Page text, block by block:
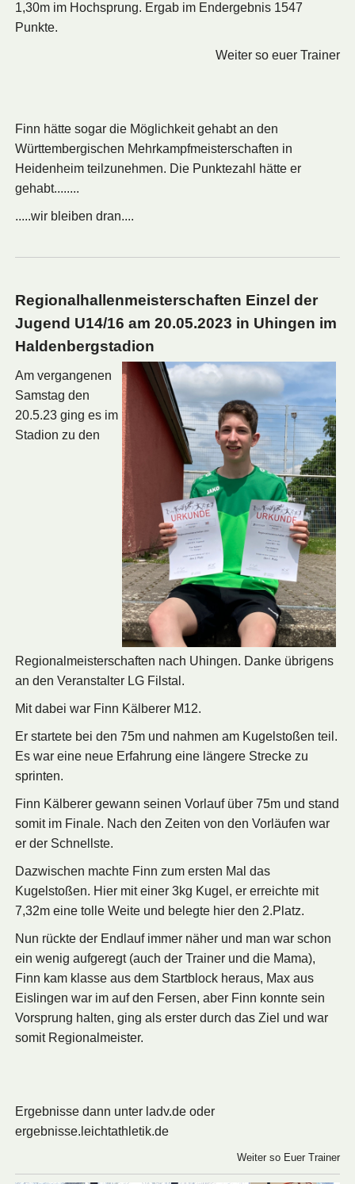
1,30m im Hochsprung. Ergab im Endergebnis 1547
Punkte.
Weiter so euer Trainer
Finn hätte sogar die Möglichkeit gehabt an den
Württembergischen Mehrkampfmeisterschaften in
Heidenheim teilzunehmen. Die Punktezahl hätte er
gehabt........
.....wir bleiben dran....
Regionalhallenmeisterschaften Einzel der
Jugend U14/16 am 20.05.2023 in Uhingen im
Haldenbergstadion
Am vergangenen
Samstag den
20.5.23 ging es im
Stadion zu den
Regionalmeisterschaften nach Uhingen. Danke übrigens
an den Veranstalter LG Filstal.
Mit dabei war Finn Kälberer M12.
Er startete bei den 75m und nahmen am Kugelstoßen teil.
Es war eine neue Erfahrung eine längere Strecke zu
sprinten.
Finn Kälberer gewann seinen Vorlauf über 75m und stand
somit im Finale. Nach den Zeiten von den Vorläufen war
er der Schnellste.
Dazwischen machte Finn zum ersten Mal das
Kugelstoßen. Hier mit einer 3kg Kugel, er erreichte mit
7,32m eine tolle Weite und belegte hier den 2.Platz.
Nun rückte der Endlauf immer näher und man war schon
ein wenig aufgeregt (auch der Trainer und die Mama),
Finn kam klasse aus dem Startblock heraus, Max aus
Eislingen war im auf den Fersen, aber Finn konnte sein
Vorsprung halten, ging als erster durch das Ziel und war
somit Regionalmeister.
Ergebnisse dann unter ladv.de oder
ergebnisse.leichtathletik.de
Weiter so Euer Trainer